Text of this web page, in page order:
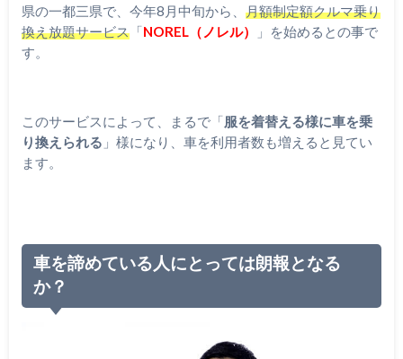
県の一都三県で、今年8月中旬から、 月額制定額クルマ乗り
換え放題サービス「NOREL（ノレル）
」を始めるとの事で
す。
このサービスによって、まるで「服を着替える様に車を乗
り換えられる 」様になり、車を利用者数も増えると見てい
ます。
車を諦めている人にとっては朗報となる
か？